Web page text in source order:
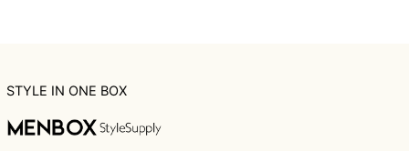
STYLE IN ONE BOX